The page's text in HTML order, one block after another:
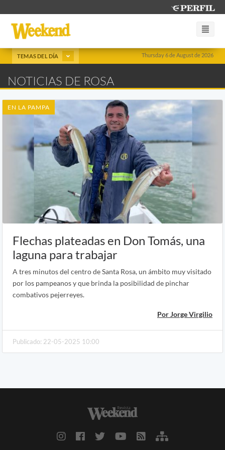
Thursday 6 de August de 2026
TEMAS DEL DÍA
NOTICIAS DE ROSA
EN LA PAMPA
Flechas plateadas en Don Tomás, una
laguna para trabajar
A tres minutos del centro de Santa Rosa, un ámbito muy visitado
por los pampeanos y que brinda la posibilidad de pinchar
combativos pejerreyes.
Por Jorge Virgilio
Publicado: 22-05-2025 10:00